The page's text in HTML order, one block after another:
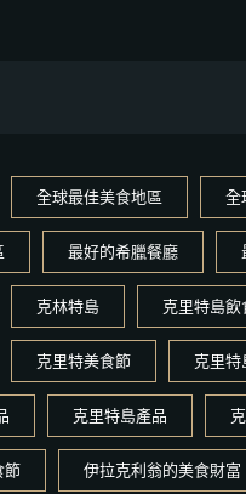
全球最佳美食地區 全
最好的希臘餐廳
克林特島 克里特島飲
克里特美食節 克里特
克里特島產品
節 伊拉克利翁的美食財富